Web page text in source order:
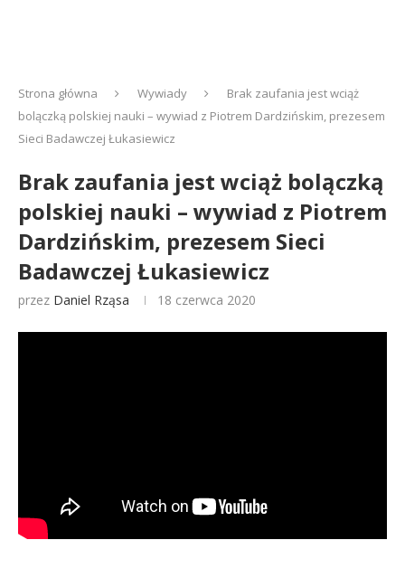
Strona główna Wywiady
Brak zaufania jest wciąż
bolączką polskiej nauki – wywiad z Piotrem Dardzińskim, prezesem
Sieci Badawczej Łukasiewicz
Brak zaufania jest wciąż bolączką
polskiej nauki – wywiad z Piotrem
Dardzińskim, prezesem Sieci
Badawczej Łukasiewicz
przez Daniel Rząsa 18 czerwca 2020